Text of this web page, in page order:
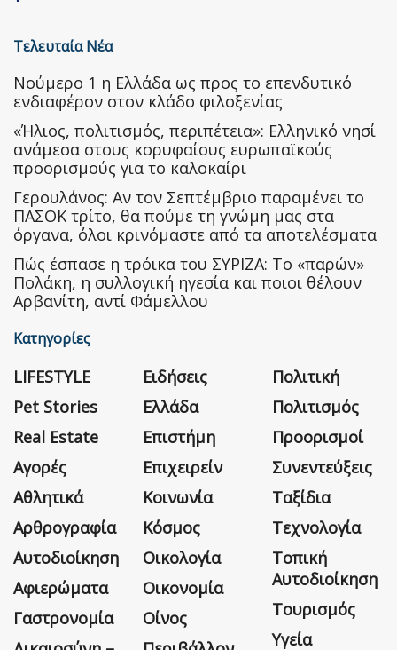
Τελευταία Νέα
Nούμερο 1 η Ελλάδα ως προς το επενδυτικό
ενδιαφέρον στον κλάδο φιλοξενίας
«Ήλιος, πολιτισμός, περιπέτεια»: Ελληνικό νησί
ανάμεσα στους κορυφαίους ευρωπαϊκούς
προορισμούς για το καλοκαίρι
Γερουλάνος: Αν τον Σεπτέμβριο παραμένει το
ΠΑΣΟΚ τρίτο, θα πούμε τη γνώμη μας στα
όργανα, όλοι κρινόμαστε από τα αποτελέσματα
Πώς έσπασε η τρόικα του ΣΥΡΙΖΑ: Το «παρών»
Πολάκη, η συλλογική ηγεσία και ποιοι θέλουν
Αρβανίτη, αντί Φάμελλου
Κατηγορίες
LIFESTYLE
Pet Stories
Real Estate
Αγορές
Αθλητικά
Αρθρογραφία
Αυτοδιοίκηση
Αφιερώματα
Γαστρονομία
Ειδήσεις
Ελλάδα
Επιστήμη
Επιχειρείν
Κοινωνία
Κόσμος
Οικολογία
Οικονομία
Οίνος
Πολιτική
Πολιτισμός
Προορισμοί
Συνεντεύξεις
Ταξίδια
Τεχνολογία
Τοπική
Αυτοδιοίκηση
Τουρισμός
Υγεία